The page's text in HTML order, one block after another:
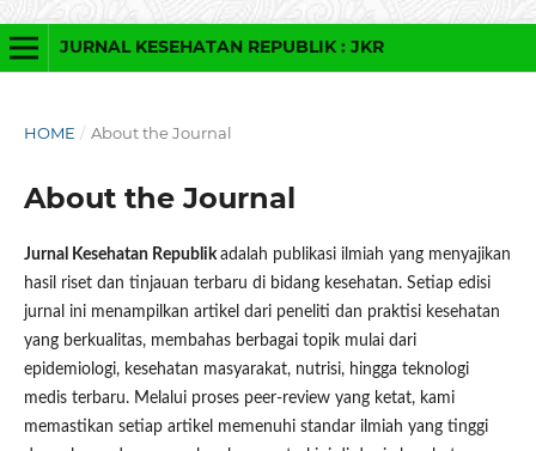
JURNAL KESEHATAN REPUBLIK : JKR
HOME / About the Journal
About the Journal
Jurnal Kesehatan Republikadalah publikasi ilmiah yang menyajikan
hasil riset dan tinjauan terbaru di bidang kesehatan. Setiap edisi
jurnal ini menampilkan artikel dari peneliti dan praktisi kesehatan
yang berkualitas, membahas berbagai topik mulai dari
epidemiologi, kesehatan masyarakat, nutrisi, hingga teknologi
medis terbaru. Melalui proses peer-review yang ketat, kami
memastikan setiap artikel memenuhi standar ilmiah yang tinggi